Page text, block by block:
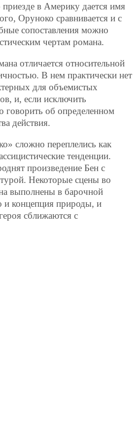
в Америку дается имя
Оруноко сравнивается и с
сопоставления можно
чертам романа.
отличается относительной
В нем практически нет
для объемистых
и, если исключить
говорить об определенном
действия.
сложно переплелись как
тенденции.
произведение Бен с
Некоторые сцены во
выполнены в барочной
и концепция природы, и
сближаются с